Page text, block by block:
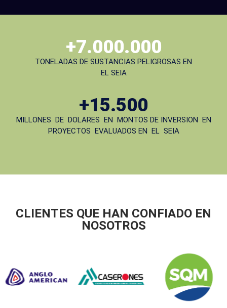
Más de 15.500 millones de dólares en montos de inversión en
+7.000.000
TONELADAS DE SUSTANCIAS PELIGROSAS EN
EL SEIA
+15.500
MILLONES DE DOLARES EN MONTOS DE INVERSION EN
PROYECTOS EVALUADOS EN EL SEIA
CLIENTES QUE HAN CONFIADO EN
NOSOTROS